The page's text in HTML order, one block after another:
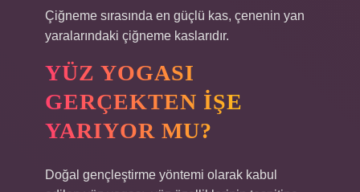
Çiğneme sırasında en güçlü kas, çenenin yan
yaralarındaki çiğneme kaslarıdır.
YÜZ YOGASI
GERÇEKTEN IŞE
YARIYOR MU?
Doğal gençleştirme yöntemi olarak kabul